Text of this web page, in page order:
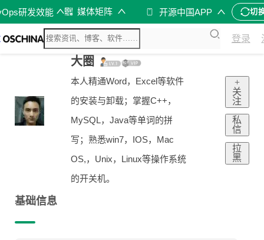
研发效能 媒体矩阵 开源中国APP 切
登录
大圈
本人精通Word，Excel等软件
的安装与卸载；掌握C++，
MySQL，Java等单词的拼
写；熟悉win7，IOS，Mac
OS,，Unix，Linux等操作系统
的开关机。
+
关
注
私
信
拉
黑
基础信息